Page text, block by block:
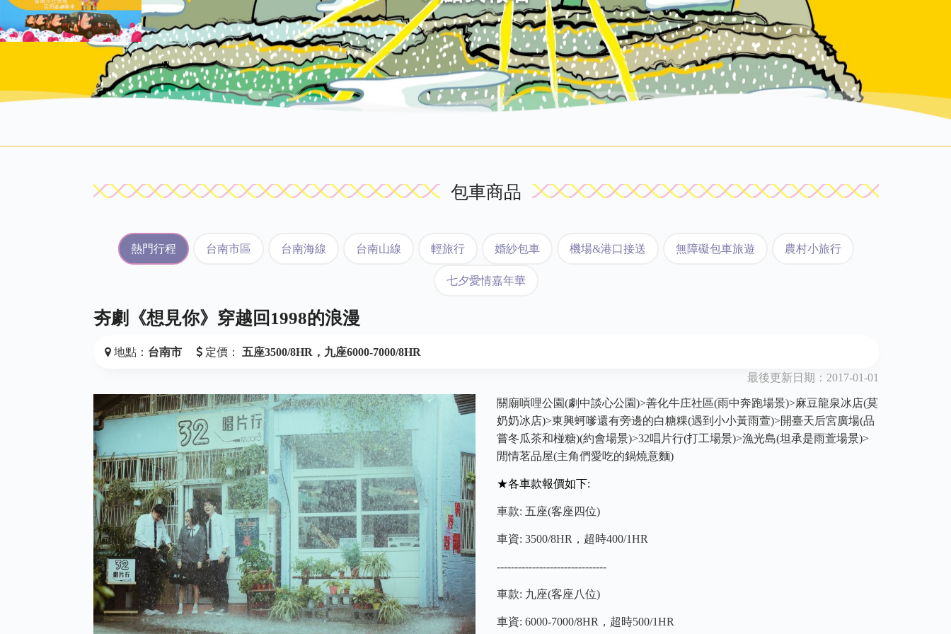
包車商品
熱門行程 台南市區 台南海線 台南山線 輕旅行 婚紗包車 機場&港口接送 無障礙包車旅遊 農村小旅行
七夕愛情嘉年華
夯劇《想見你》穿越回1998的浪漫
地點： 台南市 定價： 五座3500/8HR，九座6000-7000/8HR
最後更新日期：2017-01-01
關廟嗊哩公園(劇中談心公園)>善化牛庄社區(雨中奔跑場景)>麻豆龍泉冰店(莫
奶奶冰店)>東興蚵嗲還有旁邊的白糖粿(遇到小小黃雨萱)>開臺天后宮廣場(品
嘗冬瓜茶和椪糖)(約會場景)>32唱片行(打工場景)>漁光島(坦承是雨萱場景)>
閒情茗品屋(主角們愛吃的鍋燒意麵)
★各車款報價如下:
車款: 五座(客座四位)
車資: 3500/8HR，超時400/1HR
-------------------------------
車款: 九座(客座八位)
車資: 6000-7000/8HR，超時500/1HR